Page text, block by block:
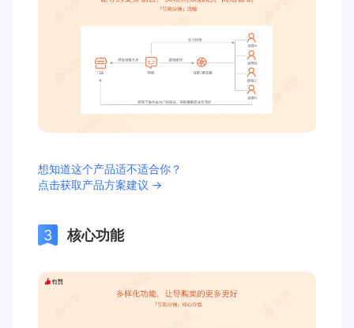
想知道这个产品适不适合你？
点击获取产品方案建议 →
核心功能